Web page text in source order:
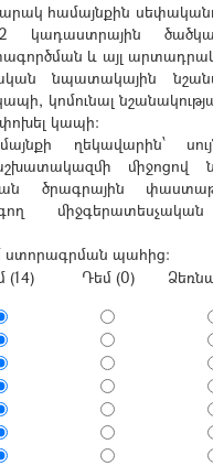
համայնքին
կադաստրային
և այլ
նպատակային
կոմունալ
կապի:
ղեկավարին՝
միջոցով
ծրագրային
միջգերատեսչական
ստորագրման պահից:
(14)
Դեմ (0)